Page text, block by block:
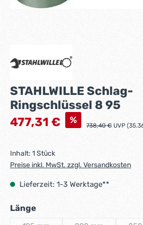
STAHLWILLE Schlag-
Ringschlüssel 8 95
Verkaufspreis:
477,31 € % Regulärer Preis:
738,40 € UVP
Inhalt: 1 Stück
Preise inkl. MwSt. zzgl. Versandkosten
Lieferzeit: 1-3 Werktage**
Längeauswählen